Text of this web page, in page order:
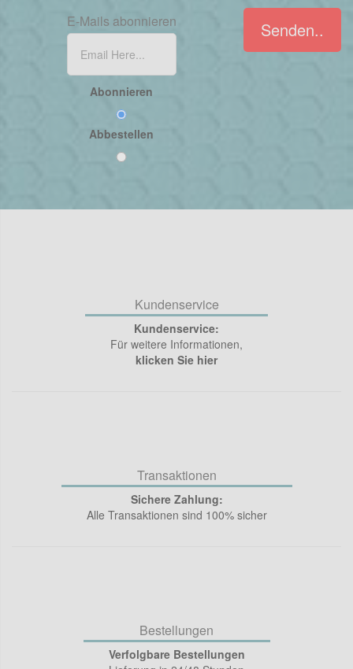
E-Mails abonnieren
Abonnieren
Abbestellen
Senden..
Kundenservice
Kundenservice:
Für weitere Informationen,
klicken Sie hier
Transaktionen
Sichere Zahlung:
Alle Transaktionen sind 100% sicher
Bestellungen
Verfolgbare Bestellungen